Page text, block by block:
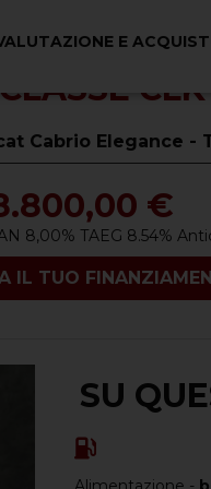
E
Cabrio Elegance -
€
8,00% TAEG 8.54%
IL TUO
SU